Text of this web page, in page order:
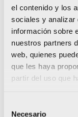
el contenido y los
sociales y analizar
información sobre
nuestros partners
web, quienes
que les haya
partir del uso que
Necesario
Siendo el
Dublín no es la
los deportistas
flamante doble
(Categoría
MC2) , volverán
Mundo de